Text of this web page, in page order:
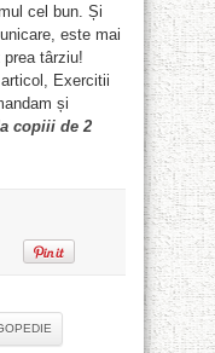
cel bun. Și
este mai
prea târziu!
Exercitii
și
copiii de 2